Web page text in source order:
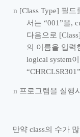
n [Class Type] 필드
서는“001”을,
다음으로 [Class]
의 이름을 입력
logical system
“CHRCLSR301”
n 프로그램을 실행
만약 class의 수가